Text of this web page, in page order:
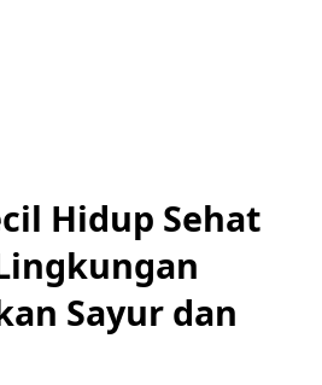
Hidup Sehat
Sayur dan